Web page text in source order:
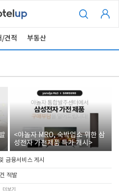
/견적 부동산
<야놀자 MRO, 숙박업소 위한 삼
성전자 가전제품 특가 개시>
금융서비스 게시
적발
더보기